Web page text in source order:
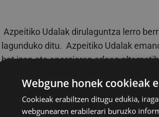
Azpeitiko Udalak dirulaguntza lerro
lagunduko ditu. Azpeitiko Udalak
bat izan eta energiaren arloan
laguntza orokorra 500€koa izango da,
zailean dauden herritarrentzako
Webgune honek cookieak
Cookieak erabiltzen ditugu edukia,
webgunearen erabilerari buruzko